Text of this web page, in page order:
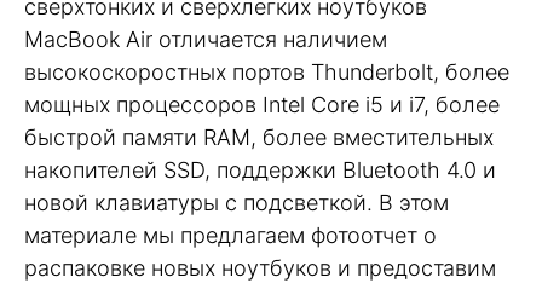
сверхтонких и сверхлегких ноутбуков
MacBook Air отличается наличием
высокоскоростных портов Thunderbolt, более
мощных процессоров Intel Core i5 и i7, более
быстрой памяти RAM, более вместительных
накопителей SSD, поддержки Bluetooth 4.0 и
новой клавиатуры с подсветкой. В этом
материале мы предлагаем фотоотчет о
распаковке новых ноутбуков и предоставим